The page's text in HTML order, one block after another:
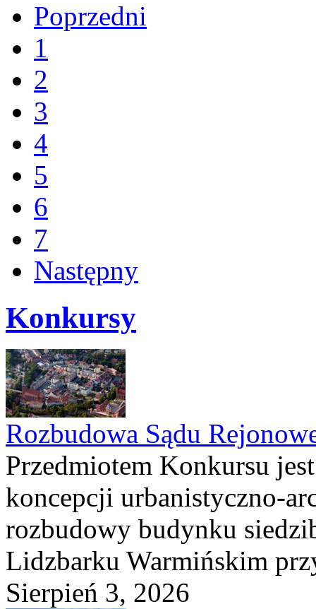
Poprzedni
1
2
3
4
5
6
7
Następny
Konkursy
Rozbudowa Sądu
Przedmiotem Konkursu
koncepcji urbanistyczno-
rozbudowy budynku
Lidzbarku Warmińskim
Sierpień 3, 2026